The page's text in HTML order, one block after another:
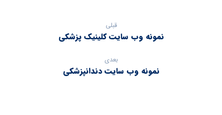
قبلی
نمونه وب سایت کلینیک پزشکی
بعدی
نمونه وب سایت دندانپزشکی